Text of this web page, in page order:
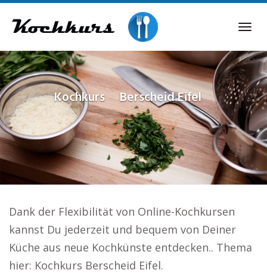
content
Kochkurs Berscheid Eifel
Dank der Flexibilität von Online-Kochkursen
kannst Du jederzeit und bequem von Deiner
Küche aus neue Kochkünste entdecken.. Thema
hier: Kochkurs Berscheid Eifel.